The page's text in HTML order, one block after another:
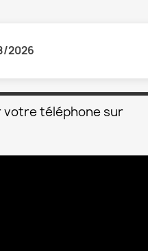
2026
votre téléphone sur